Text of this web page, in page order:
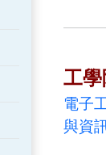
工學
電子
與資